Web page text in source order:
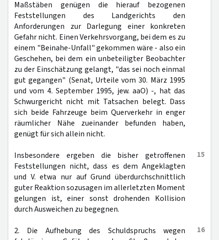
Maßstäben genügen die hierauf bezogenen
Feststellungen des Landgerichts den
Anforderungen zur Darlegung einer konkreten
Gefahr nicht. Einen Verkehrsvorgang, bei dem es zu
einem "Beinahe-Unfall" gekommen wäre - also ein
Geschehen, bei dem ein unbeteiligter Beobachter
zu der Einschätzung gelangt, "das sei noch einmal
gut gegangen" (Senat, Urteile vom 30. März 1995
und vom 4. September 1995, jew. aaO) -, hat das
Schwurgericht nicht mit Tatsachen belegt. Dass
sich beide Fahrzeuge beim Querverkehr in enger
räumlicher Nähe zueinander befunden haben,
genügt für sich allein nicht.
15
Insbesondere ergeben die bisher getroffenen
Feststellungen nicht, dass es dem Angeklagten
und V. etwa nur auf Grund überdurchschnittlich
guter Reaktion sozusagen im allerletzten Moment
gelungen ist, einer sonst drohenden Kollision
durch Ausweichen zu begegnen.
16
2. Die Aufhebung des Schuldspruchs wegen